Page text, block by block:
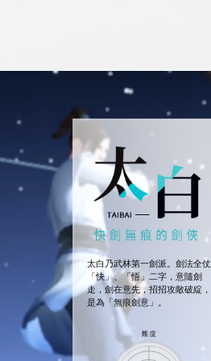
太白乃武林第一劍派。劍法全仗
「快」、「悟」二字，意隨劍
走，劍在意先，招招攻敵破綻，
是為「無痕劍意」。